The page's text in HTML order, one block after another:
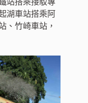
湖車站搭乘阿
、竹崎車站，